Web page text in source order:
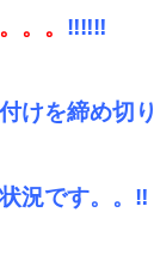
。。 ‼️‼️‼️
けを締め切り
況です。。‼️